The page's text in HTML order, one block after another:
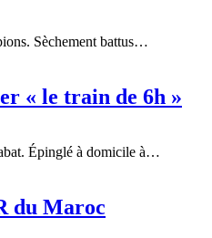
Sèchement battus…
« le train de 6h »
Épinglé à domicile à…
du Maroc